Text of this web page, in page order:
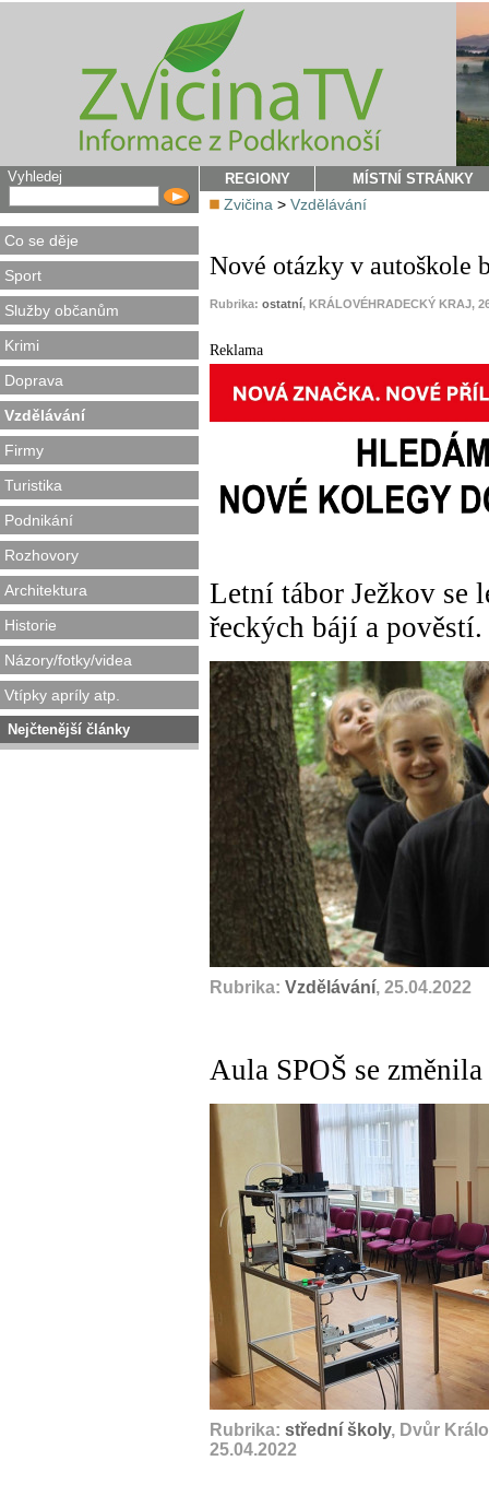
Vyhledej
Co se děje
Sport
Služby občanům
Krimi
Doprava
Vzdělávání
Firmy
Turistika
Podnikání
Rozhovory
Architektura
Historie
Názory/fotky/videa
Vtípky apríly atp.
Nejčtenější články
REGIONY MÍSTNÍ STRÁNKY
Zvičina > Vzdělávání
Nové otázky v autoškole
Rubrika: ostatní, KRÁLOVÉHRADECKÝ KRAJ,
Reklama
Letní tábor Ježkov se
řeckých bájí a pověstí.
Rubrika: Vzdělávání, 25.04.2022
Aula SPOŠ se
Rubrika: střední školy, Dvůr
25.04.2022